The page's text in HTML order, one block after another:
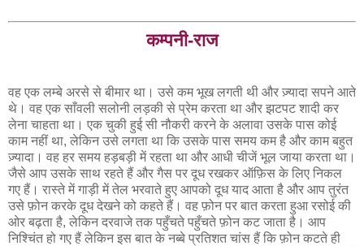
कम्पनी-राज
वह एक लम्बे अरसे से बीमार था। उसे कम भूख लगती थी और ज़्यादा सपने आते
थे। वह एक साँवली सलोनी लड़की से प्रेम करता था और झटपट शादी कर
लेना चाहता था। एक चुकी हुई सी नौकरी करने के अलावा उसके पास कोई
काम नहीं था, लेकिन उसे लगता था कि उसके पास समय कम है और काम बहुत
ज़्यादा। वह हर समय हड़बड़ी में रहता था और आधी चीजें भूल जाया करता था।
जैसे आप उसके साथ रहते हैं और गैस पर दूध रखकर ऑफ़िस के लिए निकल
गए हैं। रास्ते में गाड़ी में तेल भरवाते हुए आपको दूध याद आता है और आप तुरंत
उसे फ़ोन करके दूध देखने को कहते हैं। वह फ़ोन पर बात करता हुआ रसोई की
ओर बढ़ता है, लेकिन दरवाजे तक पहुँचते पहुँचते फ़ोन कट जाता है। आप
निश्चिंत हो गए हैं लेकिन इस बात के नब्बे प्रतिशत चांस हैं कि फ़ोन कटते ही